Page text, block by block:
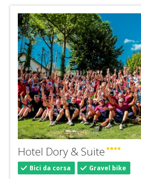
Hotel Dory & Suite
Bici da corsa Gravel bike